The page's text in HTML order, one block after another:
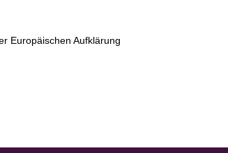
Europäischen Aufklärung